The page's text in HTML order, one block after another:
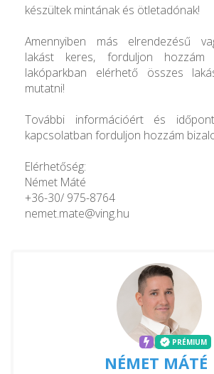
készültek mintának és ötletadónak!
Amennyiben más elrendezésű
lakást keres, forduljon hozzám
lakóparkban elérhető összes
mutatni!
További információért és
kapcsolatban forduljon hozzám
Elérhetőség:
Német Máté
+36-30/ 975-8764
nemet.mate@ving.hu
PRÉMIUM
NÉMET MÁTÉ